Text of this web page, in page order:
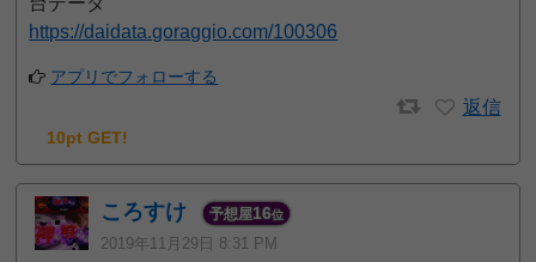
https://daidata.goraggio.com/100306
アプリでフォローする
返信
10pt GET!
ころすけ 予想屋16位
2019年11月29日 8:31 PM